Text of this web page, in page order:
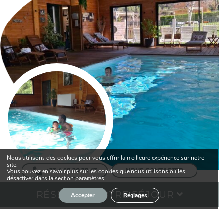
+33 4 68 20 39 47 NOUS CONTACTER
RÉSERVEZ VOTRE SÉJOUR
Nous utilisons des cookies pour vous offrir la meilleure expérience sur notre
site.
Vous pouvez en savoir plus sur les cookies que nous utilisons ou les
désactiver dans la sectionparamètres.
Accepter Réglages